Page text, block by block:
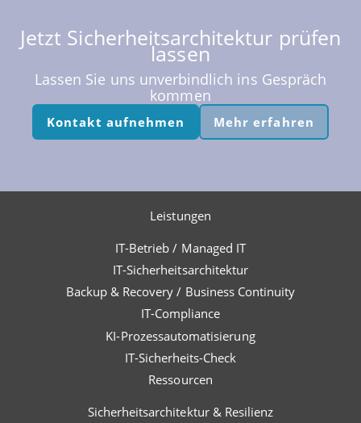
Jetzt Sicherheitsarchitektur prüfen
lassen
Lassen Sie uns unverbindlich ins Gespräch
kommen
Kontakt aufnehmen Mehr erfahren
Leistungen
IT-Betrieb / Managed IT
IT-Sicherheitsarchitektur
Backup & Recovery / Business Continuity
IT-Compliance
KI-Prozessautomatisierung
IT-Sicherheits-Check
Ressourcen
Sicherheitsarchitektur & Resilienz